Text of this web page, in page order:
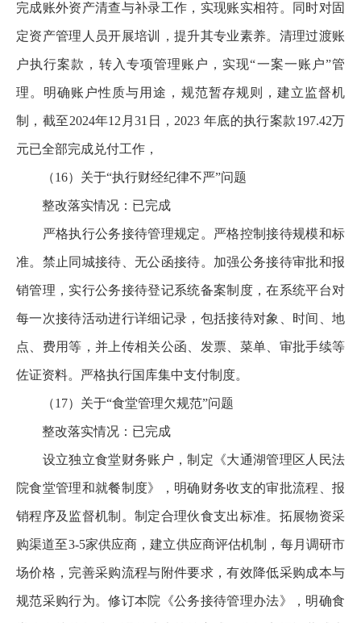
完成账外资产清查与补录工作，实现账实相符。同时对固
定资产管理人员开展培训，提升其专业素养。清理过渡账
户执行案款，转入专项管理账户，实现“一案一账户”管
理。明确账户性质与用途，规范暂存规则，建立监督机
制，截至2024年12月31日，2023 年底的执行案款197.42万
元已全部完成兑付工作，
（16）关于“执行财经纪律不严”问题
整改落实情况：已完成
严格执行公务接待管理规定。严格控制接待规模和标
准。禁止同城接待、无公函接待。加强公务接待审批和报
销管理，实行公务接待登记系统备案制度，在系统平台对
每一次接待活动进行详细记录，包括接待对象、时间、地
点、费用等，并上传相关公函、发票、菜单、审批手续等
佐证资料。严格执行国库集中支付制度。
（17）关于“食堂管理欠规范”问题
整改落实情况：已完成
设立独立食堂财务账户，制定《大通湖管理区人民法
院食堂管理和就餐制度》，明确财务收支的审批流程、报
销程序及监督机制。制定合理伙食支出标准。拓展物资采
购渠道至3-5家供应商，建立供应商评估机制，每月调研市
场价格，完善采购流程与附件要求，有效降低采购成本与
规范采购行为。修订本院《公务接待管理办法》，明确食